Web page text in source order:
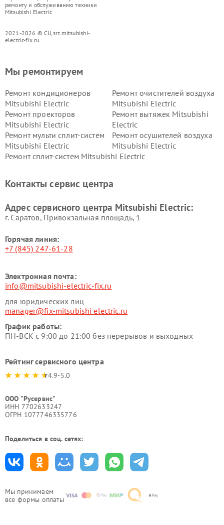
ремонту и обслуживанию техники
Mitsubishi Electric
2021-2026 © СЦ srt.mitsubishi-
electric-fix.ru
Мы принимаем
все формы оплаты
Мы ремонтируем
Ремонт кондиционеров
Mitsubishi Electric
Ремонт очистителей воздуха
Mitsubishi Electric
Ремонт проекторов
Mitsubishi Electric
Ремонт вытяжек Mitsubishi
Electric
Ремонт мульти сплит-систем
Mitsubishi Electric
Ремонт осушителей воздуха
Mitsubishi Electric
Ремонт сплит-систем Mitsubishi Electric
Контакты сервис центра
Адрес сервисного центра Mitsubishi Electric:
г. Саратов, Привокзальная площадь, 1
Горячая линия:
+7 (845) 247-61-28
Электронная почта:
info@mitsubishi-electric-fix.ru
для юридических лиц
manager@fix-mitsubishi electric.ru
График работы:
ПН-ВСК с 9:00 до 21:00 без перерывов и выходных
Рейтинг сервисного центра
4.9-5.0
ООО "Русервис"
ИНН 7702633247
ОГРН 1077746335776
Поделиться в соц. сетях: